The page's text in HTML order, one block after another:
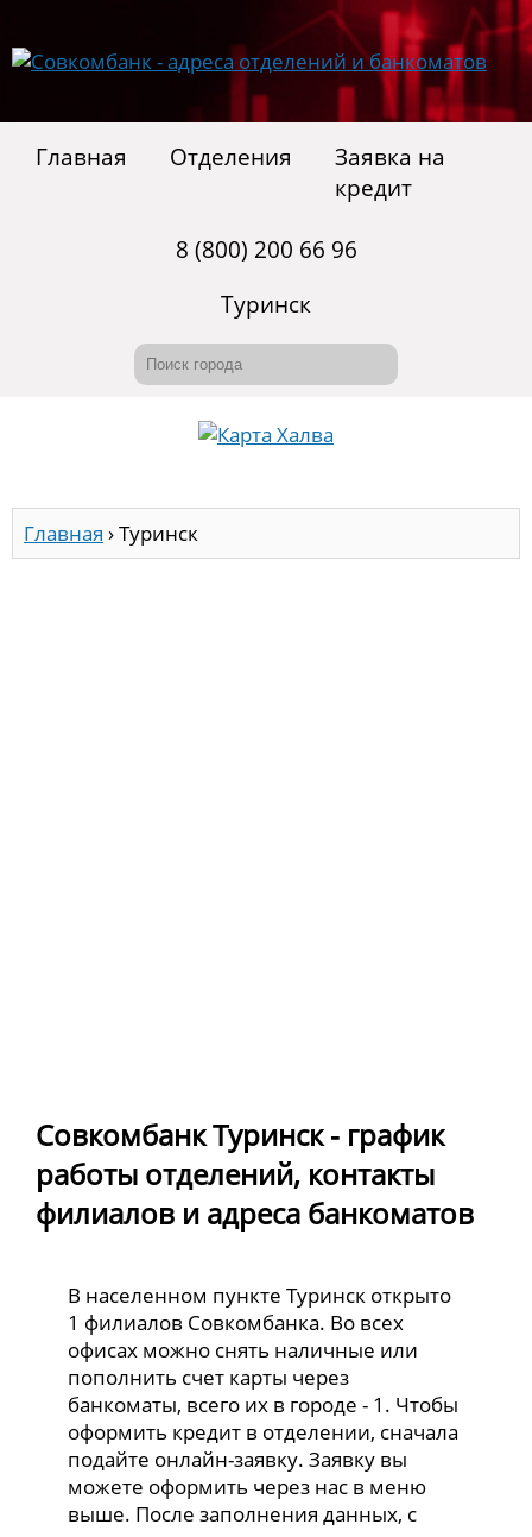
Главная Отделения
Заявка на
кредит
8 (800) 200 66 96
Туринск
Главная ›Туринск
Совкомбанк Туринск - график
работы отделений, контакты
филиалов и адреса банкоматов
В населенном пункте Туринск открыто
1 филиалов Совкомбанка. Во всех
офисах можно снять наличные или
пополнить счет карты через
банкоматы, всего их в городе - 1. Чтобы
оформить кредит в отделении, сначала
подайте онлайн-заявку. Заявку вы
можете оформить через нас в меню
выше. После заполнения данных, с